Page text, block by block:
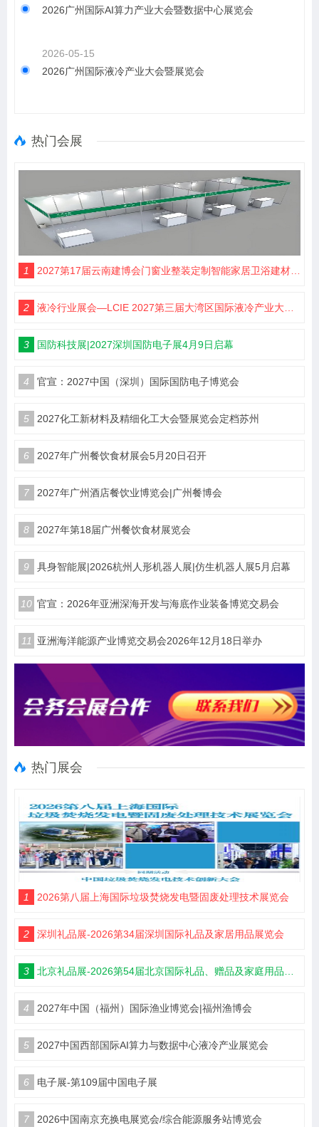
2026广州国际AI算力产业大会暨数据中心展览会
2026-05-15
2026广州国际液冷产业大会暨展览会
热门会展
1 2027第17届云南建博会门窗业整装定制智能家居卫浴建材展会
2 液冷行业展会—LCIE 2027第三届大湾区国际液冷产业大会暨展览会（深圳）
3 国防科技展|2027深圳国防电子展4月9日启幕
4 官宣：2027中国（深圳）国际国防电子博览会
5 2027化工新材料及精细化工大会暨展览会定档苏州
6 2027年广州餐饮食材展会5月20日召开
7 2027年广州酒店餐饮业博览会|广州餐博会
8 2027年第18届广州餐饮食材展览会
9 具身智能展|2026杭州人形机器人展|仿生机器人展5月启幕
10 官宣：2026年亚洲深海开发与海底作业装备博览交易会
11 亚洲海洋能源产业博览交易会2026年12月18日举办
热门展会
1 2026第八届上海国际垃圾焚烧发电暨固废处理技术展览会
2 深圳礼品展-2026第34届深圳国际礼品及家居用品展览会
3 北京礼品展-2026第54届北京国际礼品、赠品及家庭用品展览会
4 2027年中国（福州）国际渔业博览会|福州渔博会
5 2027中国西部国际AI算力与数据中心液冷产业展览会
6 电子展-第109届中国电子展
7 2026中国南京充换电展览会/综合能源服务站博览会